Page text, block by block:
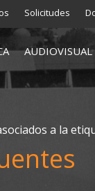
Solicitudes
AUDIOVISUAL
a la